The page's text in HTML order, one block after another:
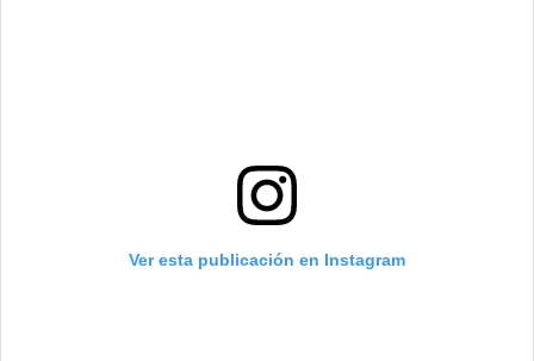
Ver esta publicación en Instagram